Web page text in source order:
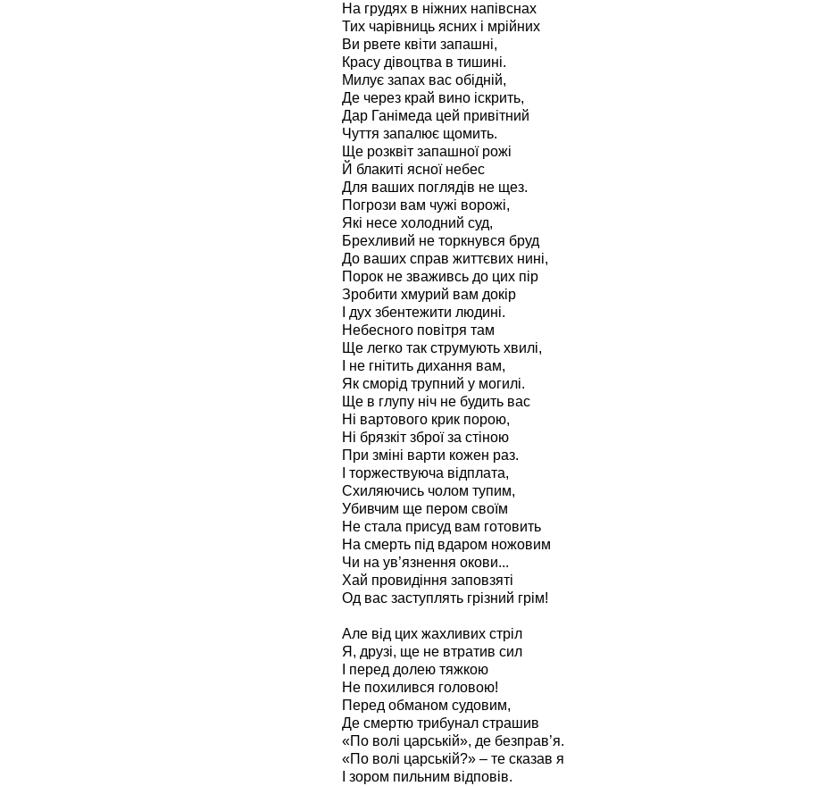
На грудях в ніжних напівснах
Тих чарівниць ясних і мрійних
Ви рвете квіти запашні,
Красу дівоцтва в тишині.
Милує запах вас обідній,
Де через край вино іскрить,
Дар Ганімеда цей привітний
Чуття запалює щомить.
Ще розквіт запашної рожі
Й блакиті ясної небес
Для ваших поглядів не щез.
Погрози вам чужі ворожі,
Які несе холодний суд,
Брехливий не торкнувся бруд
До ваших справ життєвих нині,
Порок не зваживсь до цих пір
Зробити хмурий вам докір
І дух збентежити людині.
Небесного повітря там
Ще легко так струмують хвилі,
І не гнітить дихання вам,
Як сморід трупний у могилі.
Ще в глупу ніч не будить вас
Ні вартового крик порою,
Ні брязкіт зброї за стіною
При зміні варти кожен раз.
І торжествуюча відплата,
Схиляючись чолом тупим,
Убивчим ще пером своїм
Не стала присуд вам готовить
На смерть під вдаром ножовим
Чи на ув’язнення окови...
Хай провидіння заповзяті
Од вас заступлять грізний грім!
Але від цих жахливих стріл
Я, друзі, ще не втратив сил
І перед долею тяжкою
Не похилився головою!
Перед обманом судовим,
Де смертю трибунал страшив
«По волі царській», де безправ’я.
«По волі царській?» – те сказав я
І зором пильним відповів.